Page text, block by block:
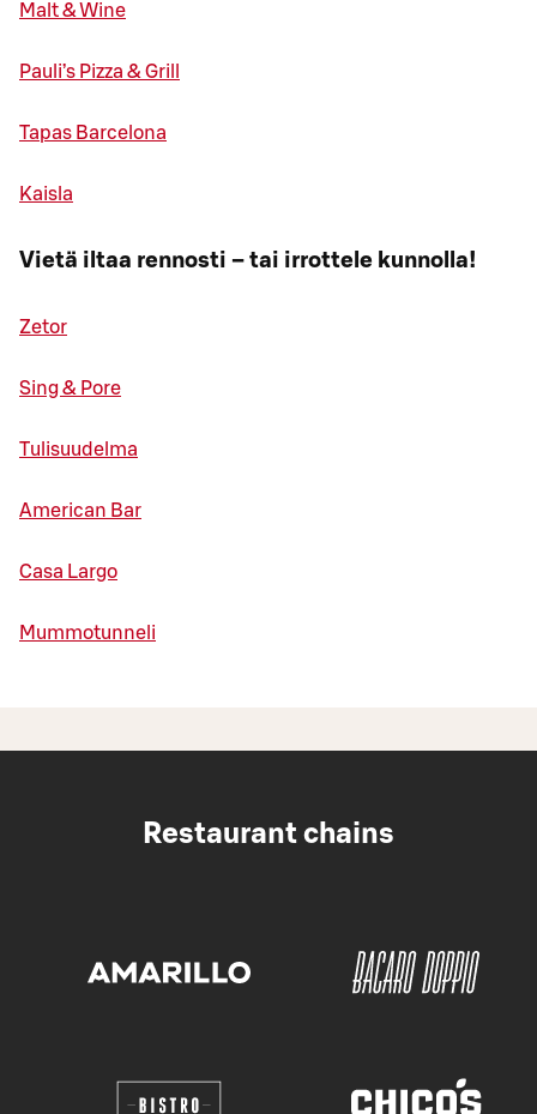
Malt & Wine
Pauli’s Pizza & Grill
Tapas Barcelona
Kaisla
Vietä iltaa rennosti – tai irrottele kunnolla!
Zetor
Sing & Pore
Tulisuudelma
American Bar
Casa Largo
Mummotunneli
Restaurant chains